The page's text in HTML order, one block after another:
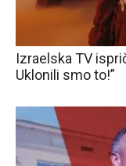
Izraelska TV
Uklonili smo to!”